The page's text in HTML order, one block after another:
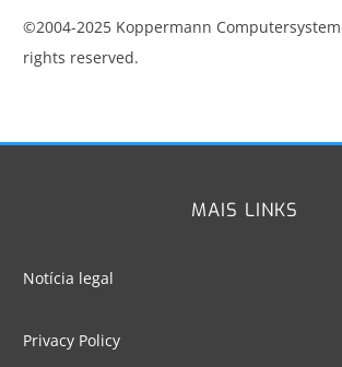
©2004-2025 Koppermann
rights reserved.
MAIS LINKS
Notícia legal
Privacy Policy